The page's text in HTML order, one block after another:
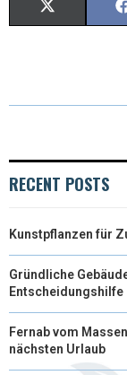
W
E
R
)
RECENT POSTS
Kunstpflanzen für
Gründliche
Entscheidungshilfe
Fernab vom
nächsten Urlaub